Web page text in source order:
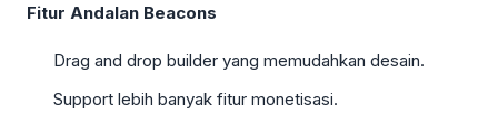
Fitur Andalan Beacons
Drag and drop builder yang memudahkan desain.
Support lebih banyak fitur monetisasi.